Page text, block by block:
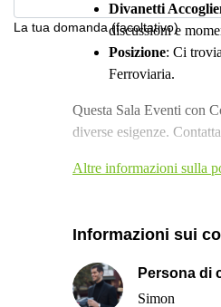
La tua domanda (facoltativo)
Divanetti
discussioni e
Posizione: Ci
Ferroviaria.
Questa Sala Eventi con
diverse esigenze.
Altre informazioni sulla
Informazioni sui
Persona di
Simon